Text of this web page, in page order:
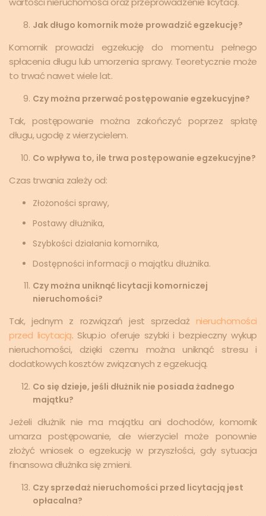
Jak długo komornik może prowadzić egzekucję?
Komornik prowadzi egzekucję do momentu pełnego
spłacenia długu lub umorzenia sprawy. Teoretycznie może
to trwać nawet wiele lat.
Czy można przerwać postępowanie egzekucyjne?
Tak, postępowanie można zakończyć poprzez spłatę
długu, ugodę z wierzycielem.
Co wpływa to, ile trwa postępowanie egzekucyjne?
Czas trwania zależy od:
Złożoności sprawy,
Postawy dłużnika,
Szybkości działania komornika,
Dostępności informacji o majątku dłużnika.
Czy można uniknąć licytacji komorniczej
nieruchomości?
Tak, jednym z rozwiązań jest sprzedaż nieruchomości
przed licytacją. Skup.io oferuje szybki i bezpieczny wykup
nieruchomości, dzięki czemu można uniknąć stresu i
dodatkowych kosztów związanych z egzekucją.
Co się dzieje, jeśli dłużnik nie posiada żadnego
majątku?
Jeżeli dłużnik nie ma majątku ani dochodów, komornik
umarza postępowanie, ale wierzyciel może ponownie
złożyć wniosek o egzekucję w przyszłości, gdy sytuacja
finansowa dłużnika się zmieni.
Czy sprzedaż nieruchomości przed licytacją jest
opłacalna?